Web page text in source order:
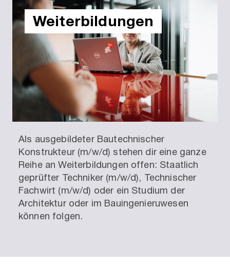
Weiter­bildungen
Als ausgebildeter Bautechnischer
Konstrukteur (m/w/d) stehen dir eine ganze
Reihe an Weiterbildungen offen: Staatlich
geprüfter Techniker (m/w/d), Technischer
Fachwirt (m/w/d) oder ein Studium der
Architektur oder im Bauingenieruwesen
können folgen.